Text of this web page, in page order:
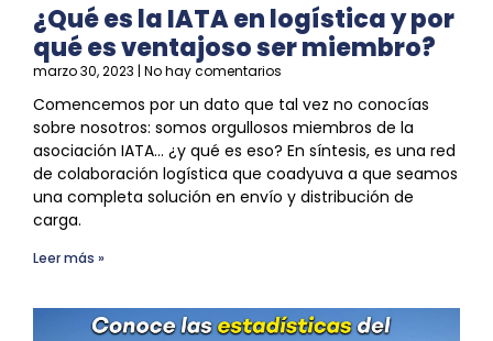
¿Qué es la IATA en logística y por
qué es ventajoso ser miembro?
marzo 30, 2023 No hay comentarios
Comencemos por un dato que tal vez no conocías
sobre nosotros: somos orgullosos miembros de la
asociación IATA… ¿y qué es eso? En síntesis, es una red
de colaboración logística que coadyuva a que seamos
una completa solución en envío y distribución de
carga.
Leer más »